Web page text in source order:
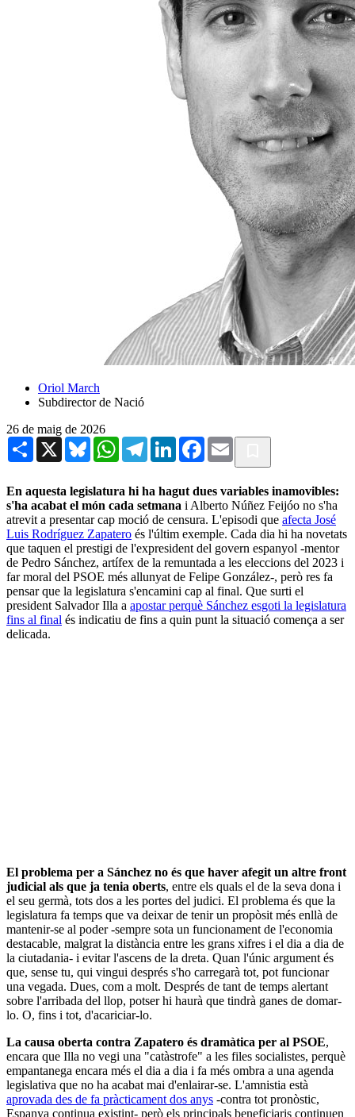
Oriol March
Subdirector de Nació
26 de maig de 2026
Share X BlueskyWhatsAppTelegramLinkedInFacebook
Email
En aquesta legislatura hi ha hagut dues variables inamovibles:
s'ha acabat el món cada setmana i Alberto Núñez Feijóo no s'ha
atrevit a presentar cap moció de censura. L'episodi que afecta José
Luis Rodríguez Zapatero és l'últim exemple. Cada dia hi ha novetats
que taquen el prestigi de l'expresident del govern espanyol -mentor
de Pedro Sánchez, artífex de la remuntada a les eleccions del 2023 i
far moral del PSOE més allunyat de Felipe González-, però res fa
pensar que la legislatura s'encamini cap al final. Que surti el
president Salvador Illa a apostar perquè Sánchez esgoti la legislatura
fins al final és indicatiu de fins a quin punt la situació comença a ser
delicada.
El problema per a Sánchez no és que haver afegit un altre front
judicial als que ja tenia oberts, entre els quals el de la seva dona i
el seu germà, tots dos a les portes del judici. El problema és que la
legislatura fa temps que va deixar de tenir un propòsit més enllà de
mantenir-se al poder -sempre sota un funcionament de l'economia
destacable, malgrat la distància entre les grans xifres i el dia a dia de
la ciutadania- i evitar l'ascens de la dreta. Quan l'únic argument és
que, sense tu, qui vingui després s'ho carregarà tot, pot funcionar
una vegada. Dues, com a molt. Després de tant de temps alertant
sobre l'arribada del llop, potser hi haurà que tindrà ganes de domar-
lo. O, fins i tot, d'acariciar-lo.
La causa oberta contra Zapatero és dramàtica per al PSOE,
encara que Illa no vegi una "catàstrofe" a les files socialistes, perquè
empantanega encara més el dia a dia i fa més ombra a una agenda
legislativa que no ha acabat mai d'enlairar-se. L'amnistia està
aprovada des de fa pràcticament dos anys -contra tot pronòstic,
Espanya continua existint- però els principals beneficiaris continuen